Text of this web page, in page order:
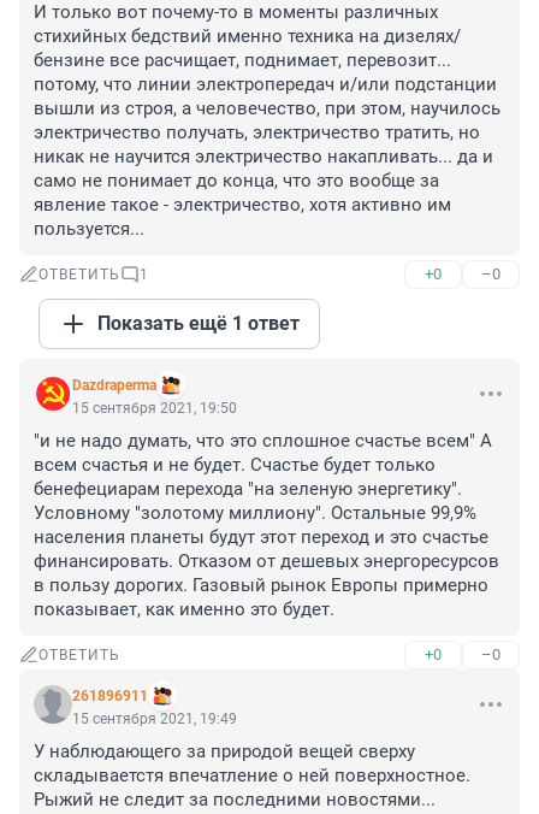
И только вот почему-то в моменты различных
стихийных бедствий именно техника на дизелях/
бензине все расчищает, поднимает, перевозит...
потому, что линии электропередач и/или подстанции
вышли из строя, а человечество, при этом, научилось
электричество получать, электричество тратить, но
никак не научится электричество накапливать... да и
само не понимает до конца, что это вообще за
явление такое - электричество, хотя активно им
пользуется...
ОТВЕТИТЬ 1 +0 –0
Показать ещё 1 ответ
Dazdraperma
15 сентября 2021, 19:50
"и не надо думать, что это сплошное счастье всем" А
всем счастья и не будет. Счастье будет только
бенефециарам перехода "на зеленую энергетику".
Условному "золотому миллиону". Остальные 99,9%
населения планеты будут этот переход и это счастье
финансировать. Отказом от дешевых энергоресурсов
в пользу дорогих. Газовый рынок Европы примерно
показывает, как именно это будет.
ОТВЕТИТЬ +0 –0
261896911
15 сентября 2021, 19:49
У наблюдающего за природой вещей сверху
складываетстя впечатление о ней поверхностное.
Рыжий не следит за последними новостями...